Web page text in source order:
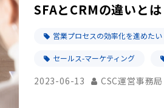
SFAとCRMの違いと
営業プロセスの効率化を進めたい
セールス-マーケティング
2023-06-13 CSC運営事務局